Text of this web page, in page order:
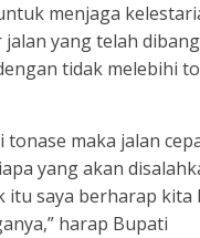
menjaga
yang telah
tidak melebihi
tonase maka jalan
yang akan
itu saya berharap kita
harap Bupati